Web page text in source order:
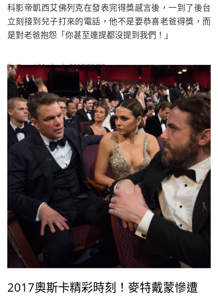
科影帝凱西艾佛列克在發表完得獎感言後，一到了後台
立刻接到兒子打來的電話，他不是要恭喜老爸得獎，而
是對老爸抱怨「你甚至連提都沒提到我們！」
ByBeautiMode| 2017/02/28
2017奧斯卡精彩時刻！麥特戴蒙慘遭